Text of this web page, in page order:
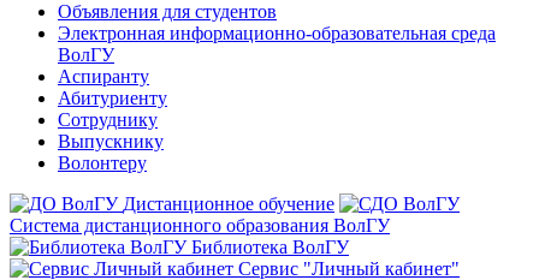
Объявления для студентов
Электронная информационно-образовательная среда
ВолГУ
Аспиранту
Абитуриенту
Сотруднику
Выпускнику
Волонтеру
Дистанционное обучение
Система дистанционного образования ВолГУ
Библиотека ВолГУ
Сервис "Личный кабинет"